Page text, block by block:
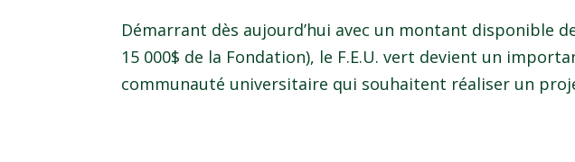
Démarrant dès aujourd’hui avec un montant disponible de
15 000$ de la Fondation), le F.E.U. vert devient un
communauté universitaire qui souhaitent réaliser un